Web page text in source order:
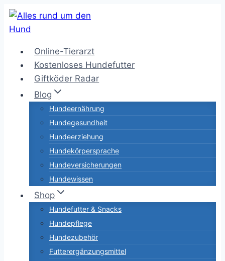
Zum
Inhalt
Online-Tierarzt
Kostenloses Hundefutter
Giftköder Radar
Blog
Hundeernährung
Hundegesundheit
Hundeerziehung
Hundekörpersprache
Hundeversicherungen
Hundewissen
Shop
Hundefutter & Snacks
Hundepflege
Hundezubehör
Futterergänzungsmittel